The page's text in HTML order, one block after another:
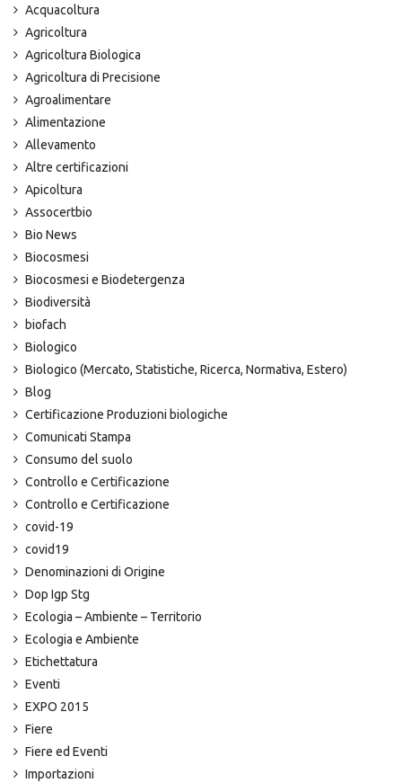
Acquacoltura
Agricoltura
Agricoltura Biologica
Agricoltura di Precisione
Agroalimentare
Alimentazione
Allevamento
Altre certificazioni
Apicoltura
Assocertbio
Bio News
Biocosmesi
Biocosmesi e Biodetergenza
Biodiversità
biofach
Biologico
Biologico (Mercato, Statistiche, Ricerca, Normativa, Estero)
Blog
Certificazione Produzioni biologiche
Comunicati Stampa
Consumo del suolo
Controllo e Certificazione
Controllo e Certificazione
covid-19
covid19
Denominazioni di Origine
Dop Igp Stg
Ecologia – Ambiente – Territorio
Ecologia e Ambiente
Etichettatura
Eventi
EXPO 2015
Fiere
Fiere ed Eventi
Importazioni